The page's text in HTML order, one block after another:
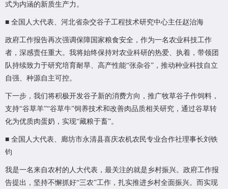
式为内涵的新质生产力。
■ 全国人大代表、河北省杂交谷子工程技术研究中心主任赵治海
政府工作报告再次强调保障国家粮食安全，作为一名农业科技工作
者，深感责任重大。我将始终保持对农业科研的热爱、执着，带领团
队持续致力于研究培育耐旱、高产性能“张杂谷”，推动种业科技自立
自强、种源自主可控。
下一步，我们将积极开发谷子新的消费方向，推广牧草谷子作饲料，
支持“谷草羊”“谷草牛”饲养技术和改善肉品质相关研究，通过谷草转
化为优质肉蛋奶，实现“藏粮于畜”。
■ 全国人大代表、廊坊市永清县喜庆农机农民专业合作社理事长刘铁
钧
我是一名来自农村的人大代表，最关注的就是乡村振兴。政府工作报
告提出，坚持不懈抓好“三农”工作，扎实推进乡村全面振兴。而实现